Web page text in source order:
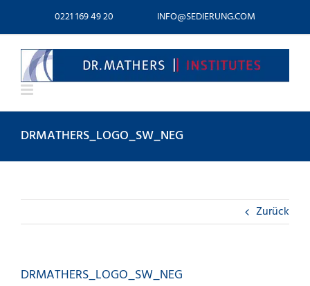
0221 169 49 20 INFO@SEDIERUNG.COM
DRMATHERS_LOGO_SW_NEG
Zurück
DRMATHERS_LOGO_SW_NEG